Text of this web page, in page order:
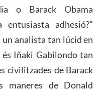
o Barack Obama
adhesió?”
analista tan lúcid en
Iñaki Gabilondo tan
civilitzades de Barack
maneres de Donald